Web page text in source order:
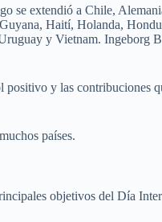
se extendió a Chile,
Haití, Holanda,
y Vietnam. Ingeborg
positivo y las contribuciones
países.
objetivos del Día